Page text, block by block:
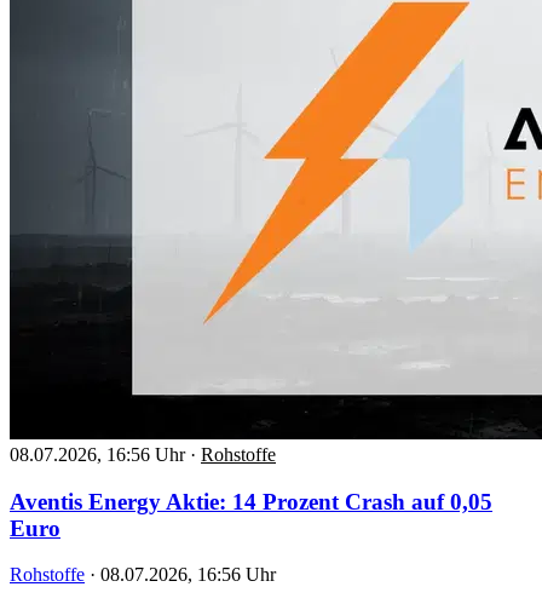
08.07.2026, 16:56 Uhr · Rohstoffe
Aventis Energy Aktie: 14 Prozent Crash auf 0,05
Euro
Rohstoffe · 08.07.2026, 16:56 Uhr